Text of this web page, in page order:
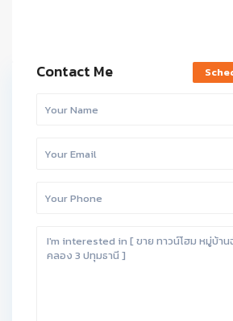
Contact Me